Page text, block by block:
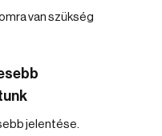
van szükség
jelentése.